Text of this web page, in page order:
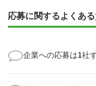
応募に関するよくあ
企業への応募は1社